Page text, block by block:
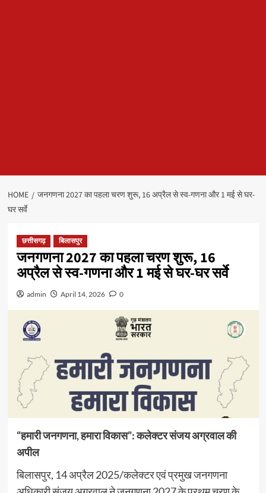
HOME
जनगणना 2027 का पहला चरण शुरू, 16 अप्रैल से स्व-गणना और 1 मई से घर-
घर सर्वे
छत्तीसगढ़ बिलासपुर
जनगणना 2027 का पहला चरण शुरू, 16
अप्रैल से स्व-गणना और 1 मई से घर-घर सर्वे
admin April 14, 2026 0
“हमारी जनगणना, हमारा विकास”: कलेक्टर संजय अग्रवाल की
अपील
बिलासपुर, 14 अप्रैल 2025/कलेक्टर एवं प्रमुख जनगणना